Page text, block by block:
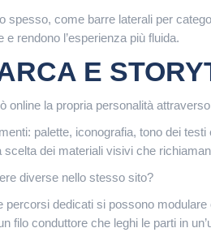
spesso, come barre laterali per
rendono l’esperienza più fluida.
E
online la propria personalità
palette, iconografia, tono dei
dei materiali visivi che
diverse nello stesso sito?
dedicati si possono
filo conduttore che leghi le parti in